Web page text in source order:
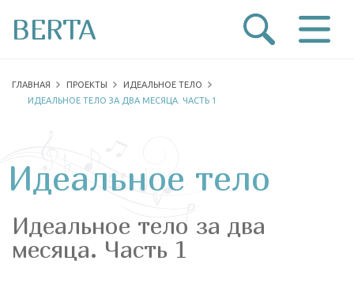
BERTA
ГЛАВНАЯ ПРОЕКТЫ
ИДЕАЛЬНОЕ ТЕЛО
ИДЕАЛЬНОЕ ТЕЛО ЗА ДВА МЕСЯЦА. ЧАСТЬ 1
Идеальное тело
Идеальное тело за два
месяца. Часть 1